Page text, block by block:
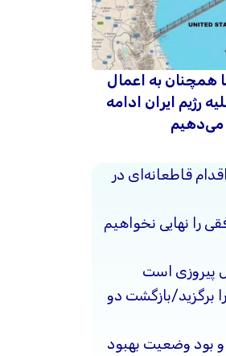
همچنان به اعمال
رژیم ایران ادامه
می‌دهیم
قاطعانه‌ای در
را نهایی نخواهیم
پیروزی است
برگزید/بازگشت دو
بود وضعیت بهبود